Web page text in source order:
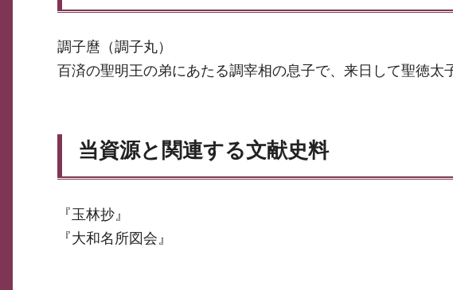
調子麿（調子丸）
百済の聖明王の弟にあたる調宰相の息子で、来日して聖徳太
当資源と関連する文献史料
『玉林抄』
『大和名所図会』